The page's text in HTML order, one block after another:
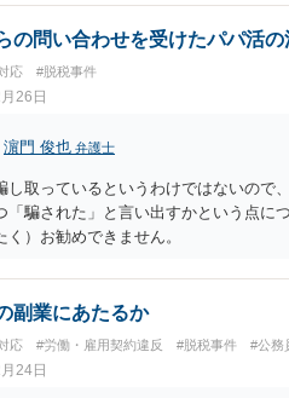
、代理人による手続の可否や必要書類
いと思います。
の問い合わせを受けたパパ活の
応 #脱税事件
26日
濵門 俊也 弁護士
し取っているというわけではないので
「騙された」と言い出すかという点に
く）お勧めできません。
副業にあたるか
応 #労働・雇用契約違反 #脱税事件 #公務
24日